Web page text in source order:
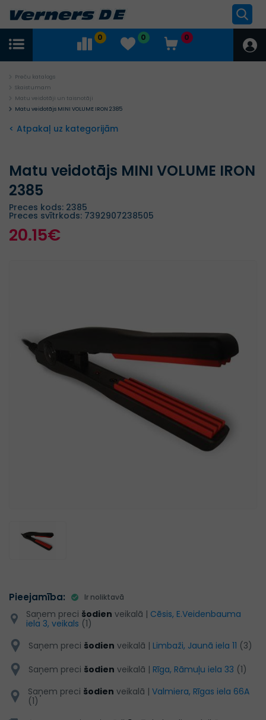
0 0 0
Preču katalogs
Skaistumam
Matu veidotāji un taisnotāji
Matu veidotājs MINI VOLUME IRON 2385
< Atpakaļ uz kategorijām
Matu veidotājs MINI VOLUME IRON
2385
Preces kods: 2385
Preces svītrkods: 7392907238505
20.15€
Pieejamība: Ir noliktavā
Saņem preci šodien veikalā | Cēsis, E.Veidenbauma
iela 3, veikals (1)
Saņem preci šodien veikalā | Limbaži, Jaunā iela 11 (3)
Saņem preci šodien veikalā | Rīga, Rāmuļu iela 33 (1)
Saņem preci šodien veikalā |Valmiera, Rīgas iela 66A
(1)